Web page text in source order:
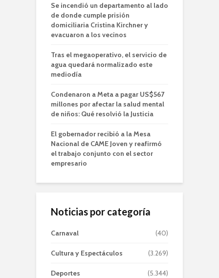
Se incendió un departamento al lado
de donde cumple prisión
domiciliaria Cristina Kirchner y
evacuaron a los vecinos
Tras el megaoperativo, el servicio de
agua quedará normalizado este
mediodía
Condenaron a Meta a pagar US$567
millones por afectar la salud mental
de niños: Qué resolvió la Justicia
El gobernador recibió a la Mesa
Nacional de CAME Joven y reafirmó
el trabajo conjunto con el sector
empresario
Noticias por categoría
Carnaval (40)
Cultura y Espectáculos (3.269)
Deportes (5.344)